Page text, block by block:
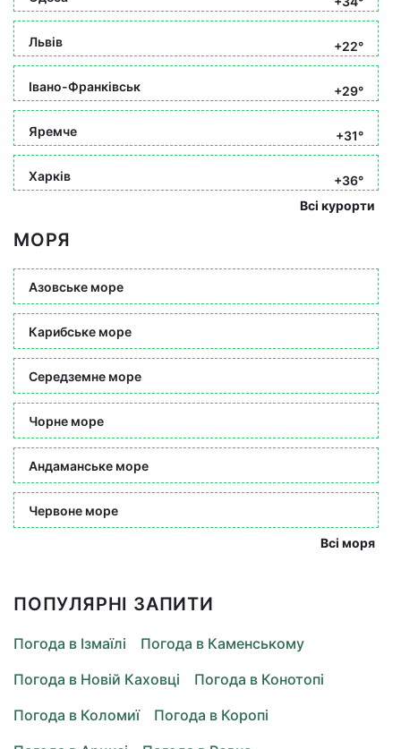
Львів +22°
Івано-Франківськ +29°
Яремче +31°
Харків
+36°
Всі курорти
МОРЯ
Азовське море
Карибське море
Середземне море
Чорне море
Андаманське море
Червоне море
Всі моря
ПОПУЛЯРНІ ЗАПИТИ
Погода в Ізмаїлі
Погода в Каменському
Погода в Новій Каховці
Погода в Конотопі
Погода в Коломиї
Погода в Коропі